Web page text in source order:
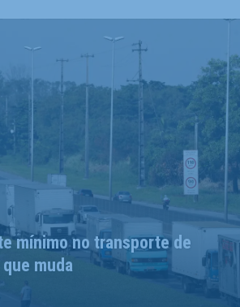
mínimo no transporte de
muda